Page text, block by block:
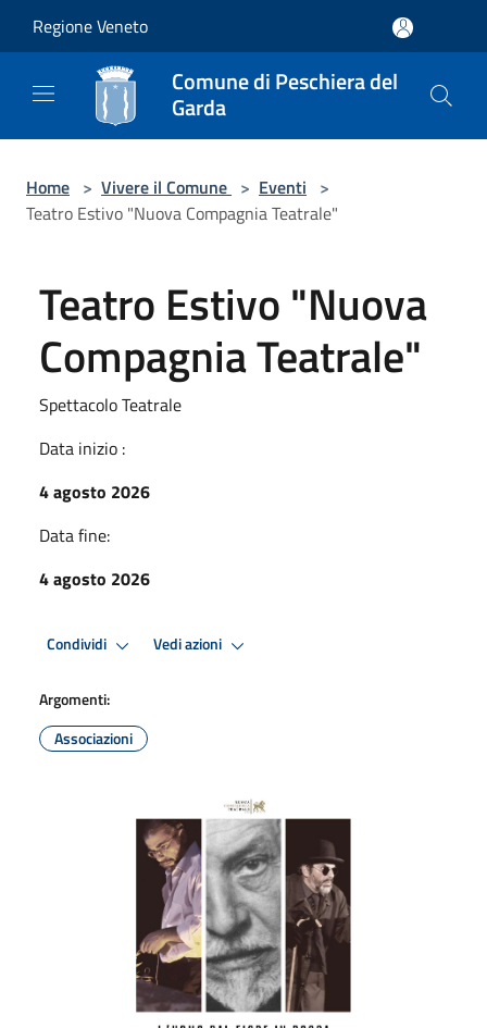
Regione Veneto
Comune di Peschiera del
Garda
Home > Vivere il Comune > Eventi >
Teatro Estivo "Nuova Compagnia Teatrale"
Teatro Estivo "Nuova
Compagnia Teatrale"
Spettacolo Teatrale
Data inizio :
4 agosto 2026
Data fine:
4 agosto 2026
Condividi Vedi azioni
Argomenti:
Associazioni